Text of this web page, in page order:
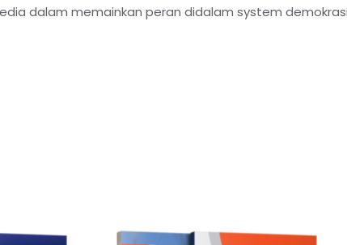
dalam memainkan peran didalam system